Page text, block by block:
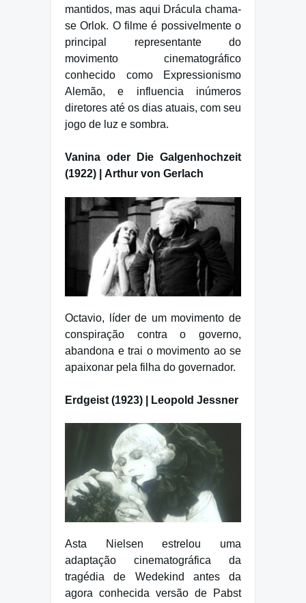
mantidos, mas aqui Drácula chama-
se Orlok. O filme é possivelmente o
principal representante do
movimento cinematográfico
conhecido como Expressionismo
Alemão, e influencia inúmeros
diretores até os dias atuais, com seu
jogo de luz e sombra.
Vanina oder Die Galgenhochzeit
(1922) | Arthur von Gerlach
Octavio, líder de um movimento de
conspiração contra o governo,
abandona e trai o movimento ao se
apaixonar pela filha do governador.
Erdgeist (1923) | Leopold Jessner
Asta Nielsen estrelou uma
adaptação cinematográfica da
tragédia de Wedekind antes da
agora conhecida versão de Pabst